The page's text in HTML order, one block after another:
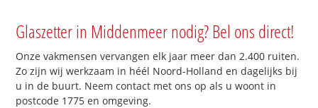
Glaszetter in Middenmeer nodig? Bel ons direct!
Onze vakmensen vervangen elk jaar meer dan 2.400 ruiten.
Zo zijn wij werkzaam in héél Noord-Holland en dagelijks bij
u in de buurt. Neem contact met ons op als u woont in
postcode 1775 en omgeving.